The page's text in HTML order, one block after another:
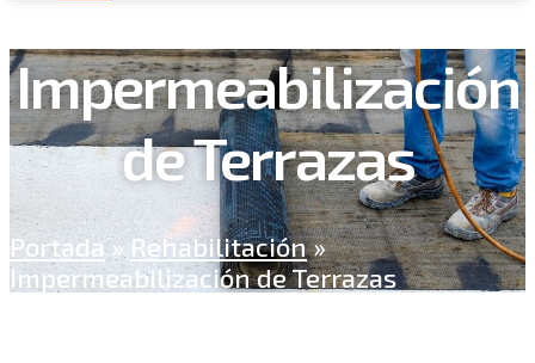
Impermeabilización
de Terrazas
Portada»Rehabilitación»
Impermeabilización de Terrazas